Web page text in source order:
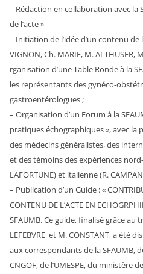
– Rédaction en collaboration avec la
de l’acte »
– Initiation de l’idée d’un contenu de
VIGNON, Ch. MARIE, M. ALTHUSER,
rganisation d’une Table Ronde à la
les représentants des gynéco-
gastroentérologues ;
– Organisation d’un Forum à la
pratiques échographiques », avec
des médecins généralistes, des
et des témoins des expériences
LAFORTUNE) et italienne (R.
– Publication d’un Guide : «
CONTENU DE L’ACTE EN
SFAUMB. Ce guide, finalisé grâce au
LEFEBVRE et M. CONSTANT, a été
aux correspondants de la SFAUMB,
CNGOF, de l’UMESPE, du ministère